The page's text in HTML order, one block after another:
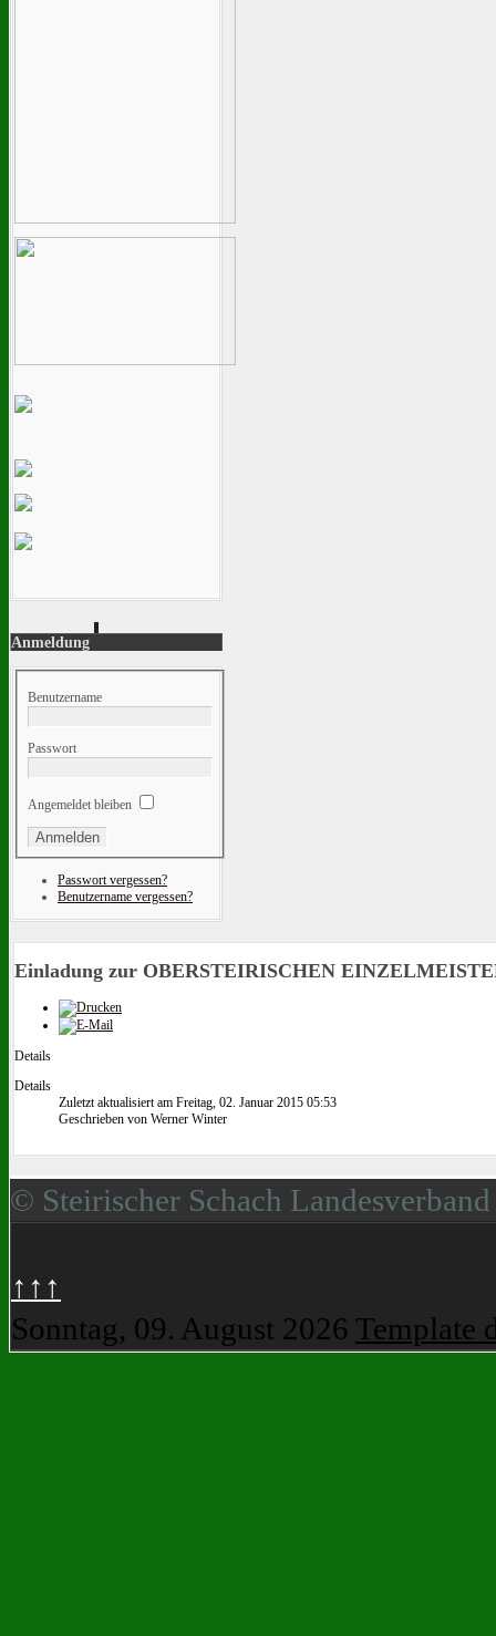
Anmeldung
Benutzername
Passwort
Angemeldet bleiben
Passwort vergessen?
Benutzername vergessen?
Einladung zur OBERSTEIRISCHEN
Details
Details
Zuletzt aktualisiert am Freitag, 02. Januar 2015 05:53
Geschrieben von Werner Winter
© Steirischer Schach Landesverband
↑↑↑
Sonntag, 09. August 2026 Template